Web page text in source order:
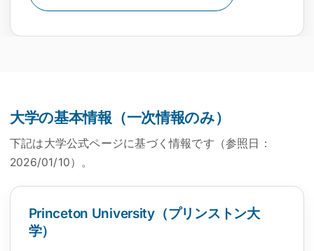
大学の基本情報（一次情報のみ）
下記は大学公式ページに基づく情報です（参照日：
2026/01/10）。
Princeton University（プリンストン大
学）